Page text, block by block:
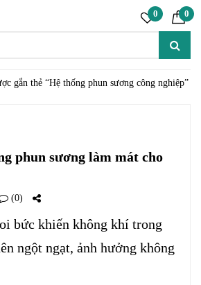
0 0
gắn thẻ “Hệ thống phun sương công nghiệp”
phun sương làm mát cho
(0)
bức khiến không khí trong
ngột ngạt, ảnh hưởng không